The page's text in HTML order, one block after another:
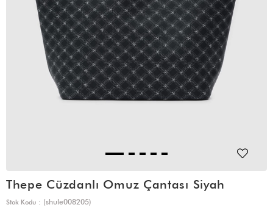
Thepe Cüzdanlı Omuz Çantası Siyah
Stok Kodu (shule008205)